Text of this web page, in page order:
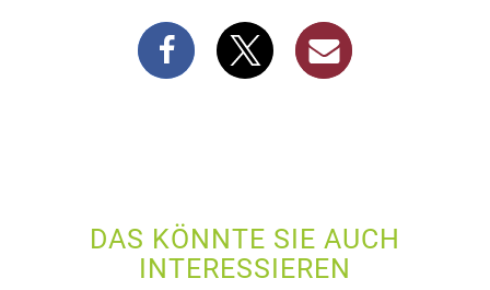
DAS KÖNNTE SIE AUCH
INTERESSIEREN